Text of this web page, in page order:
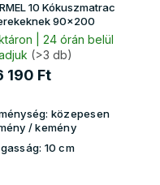
10 Kókuszmatrac
90x200
| 24 órán belül
(>3 db)
190 Ft
közepesen
/ kemény
10 cm